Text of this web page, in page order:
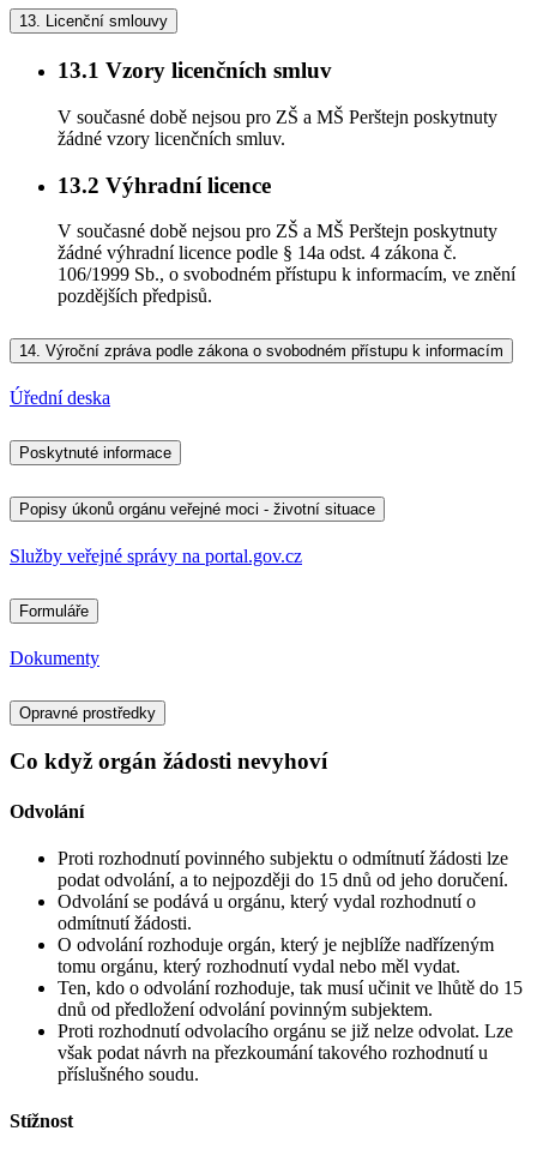
13. Licenční smlouvy
13.1 Vzory licenčních smluv
V současné době nejsou pro ZŠ a MŠ Perštejn poskytnuty
žádné vzory licenčních smluv.
13.2 Výhradní licence
V současné době nejsou pro ZŠ a MŠ Perštejn poskytnuty
žádné výhradní licence podle § 14a odst. 4 zákona č.
106/1999 Sb., o svobodném přístupu k informacím, ve znění
pozdějších předpisů.
14. Výroční zpráva podle zákona o svobodném přístupu k informacím
Úřední deska
Poskytnuté informace
Popisy úkonů orgánu veřejné moci - životní situace
Služby veřejné správy na portal.gov.cz
Formuláře
Dokumenty
Opravné prostředky
Co když orgán žádosti nevyhoví
Odvolání
Proti rozhodnutí povinného subjektu o odmítnutí žádosti lze
podat odvolání, a to nejpozději do 15 dnů od jeho doručení.
Odvolání se podává u orgánu, který vydal rozhodnutí o
odmítnutí žádosti.
O odvolání rozhoduje orgán, který je nejblíže nadřízeným
tomu orgánu, který rozhodnutí vydal nebo měl vydat.
Ten, kdo o odvolání rozhoduje, tak musí učinit ve lhůtě do 15
dnů od předložení odvolání povinným subjektem.
Proti rozhodnutí odvolacího orgánu se již nelze odvolat. Lze
však podat návrh na přezkoumání takového rozhodnutí u
příslušného soudu.
Stížnost